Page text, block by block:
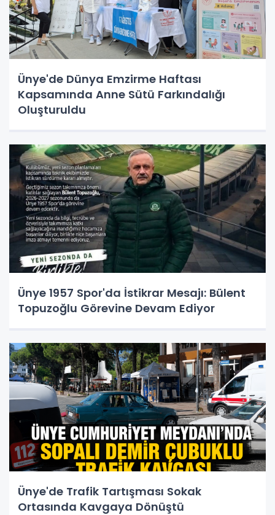
Ünye'de Dünya Emzirme Haftası
Kapsamında Anne Sütü Farkındalığı
Oluşturuldu
Ünye 1957 Spor'da İstikrar Mesajı: Bülent
Topuzoğlu Görevine Devam Ediyor
Ünye'de Trafik Tartışması Sokak
Ortasında Kavgaya Dönüştü